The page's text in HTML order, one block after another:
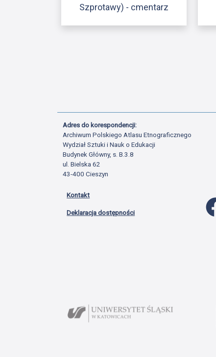
Szprotawy) - cmentarz
Adres do korespondencji:
Archiwum Polskiego Atlasu Etnograficznego
Wydział Sztuki i Nauk o Edukacji
Budynek Główny, s. B.3.8
ul. Bielska 62
43-400 Cieszyn
Kontakt
Deklaracja dostępności